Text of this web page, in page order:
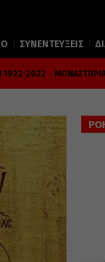
ΣΥΝΕΝΤΕΥΞΕΙΣ
2022